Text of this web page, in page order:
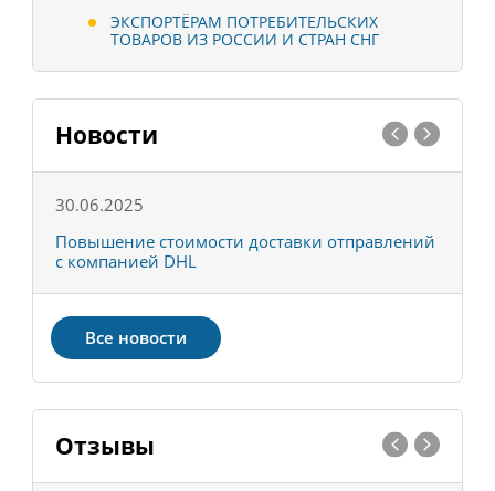
ЭКСПОРТЁРАМ ПОТРЕБИТЕЛЬСКИХ
ТОВАРОВ ИЗ РОССИИ И СТРАН СНГ
Новости
30.06.2025
Повышение стоимости доставки отправлений
с компанией DHL
Все новости
Отзывы